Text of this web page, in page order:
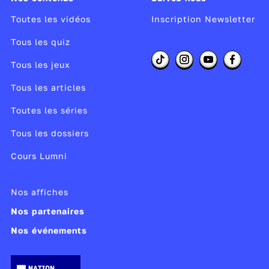
Toutes les vidéos
Tous les quiz
Tous les jeux
Tous les articles
Toutes les séries
Tous les dossiers
Cours Lumni
Inscription Newsletter
Nos affiches
Nos partenaires
Nos événements